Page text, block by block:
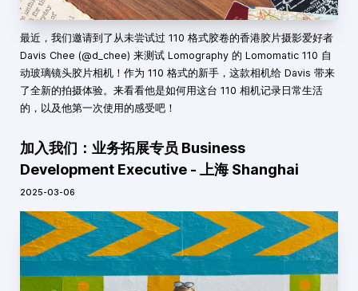
最近，我们邀请到了从未尝试过 110 格式胶卷的香港胶片摄影爱好者
Davis Chee (@d_chee) 来测试 Lomography 的 Lomomatic 110 自
动玻璃镜头胶片相机！作为 110 格式的新手，这款相机给 Davis 带来
了全新的拍摄体验。来看看他是如何用这台 110 相机记录日常生活
的，以及他第一次使用的感受吧！
加入我们：业务拓展专员 Business
Development Executive - 上海 Shanghai
2025-03-06